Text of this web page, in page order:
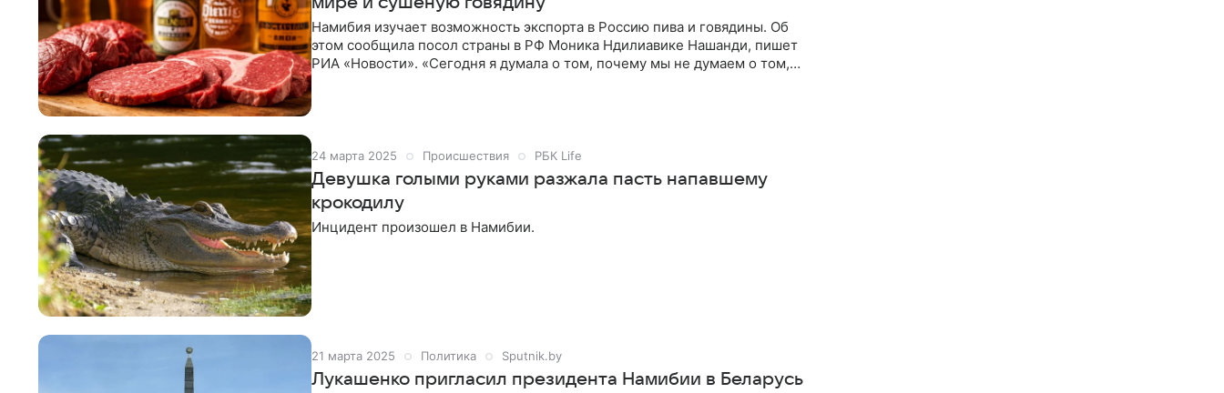
Намибия изучает возможность экспорта в Россию пива и говядины. Об
этом сообщила посол страны в РФ Моника Ндилиавике Нашанди, пишет
РИА «Новости». «Сегодня я думала о том, почему мы не думаем о том,
24 марта 2025 Происшествия РБК Life
Девушка голыми руками разжала пасть напавшему
крокодилу
Инцидент произошел в Намибии.
21 марта 2025 Политика Sputnik.by
Лукашенко пригласил президента Намибии в Беларусь